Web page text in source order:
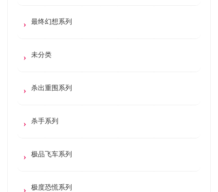
最终幻想系列
未分类
杀出重围系列
杀手系列
极品飞车系列
极度恐慌系列